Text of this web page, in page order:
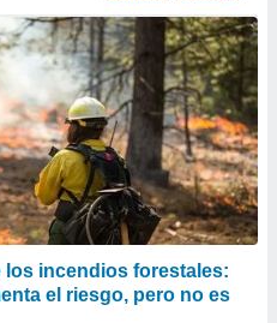
los incendios forestales:
el riesgo, pero no es